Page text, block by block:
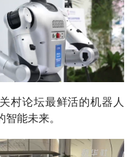
村论坛最鲜活的机器人
能未来。